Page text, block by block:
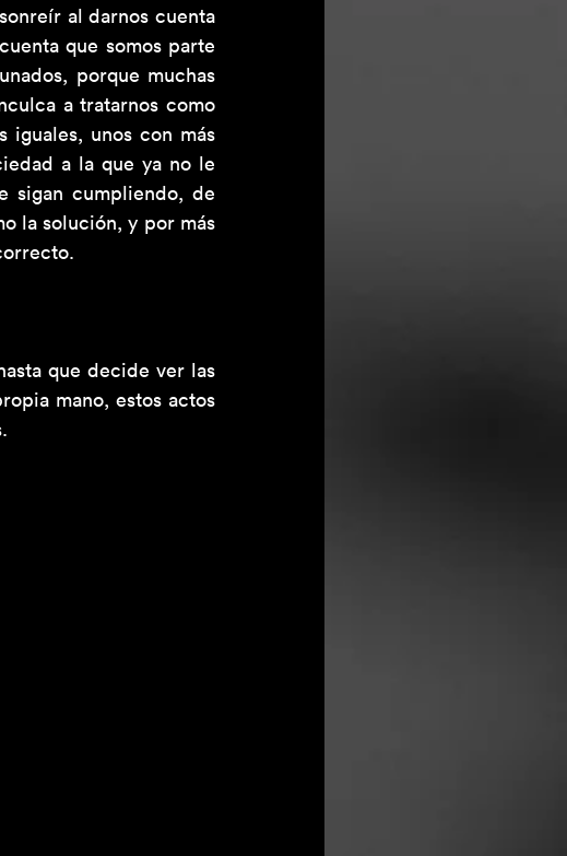
al darnos cuenta
que somos parte
porque muchas
a tratarnos como
iguales, unos con más
a la que ya no le
sigan cumpliendo, de
la solución, y por más
que decide ver las
mano, estos actos